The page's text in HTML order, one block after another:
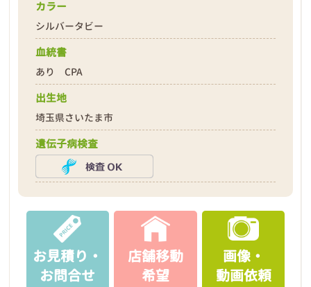
カラー
シルバータビー
血統書
あり CPA
出生地
埼玉県さいたま市
遺伝子病検査
お見積り・
お問合せ
店舗移動
希望
画像・
動画依頼